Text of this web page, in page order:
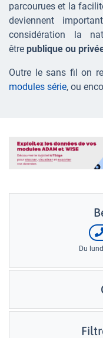
parcourues et la
deviennent
considération la
être publique ou
Outre le sans fil on
modules série, ou
Du